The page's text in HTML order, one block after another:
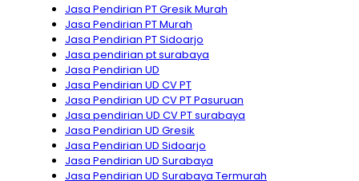
Jasa Pendirian PT Gresik Murah
Jasa Pendirian PT Murah
Jasa Pendirian PT Sidoarjo
Jasa pendirian pt surabaya
Jasa Pendirian UD
Jasa Pendirian UD CV PT
Jasa Pendirian UD CV PT Pasuruan
Jasa pendirian UD CV PT surabaya
Jasa Pendirian UD Gresik
Jasa Pendirian UD Sidoarjo
Jasa Pendirian UD Surabaya
Jasa Pendirian UD Surabaya Termurah